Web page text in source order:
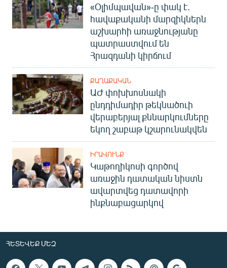
«Օլիմպավան»-ը փակ է.
հավաքականի մարզիկներն
աշխարհի առաջնությանը
պատրաստվում են
Հրազդանի կիրճում
ՔԱՂԱՔԱԿԱՆ
ԱԺ փոխխոսնակի
ընդդիմադիր թեկնածուի
վերաբերյալ քննարկումները
եկող շաբաթ կշարունակվեն
ԻՐԱՎՈՒՆՔ
Կաթողիկոսի գործով
առաջին դատական նիստն
ավարտվեց դատավորի
ինքնաբացարկով
ՀԵՏԵՎԵՔ ՄԵԶ